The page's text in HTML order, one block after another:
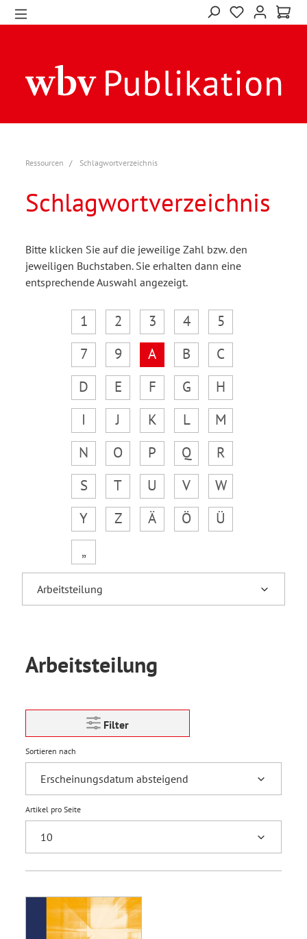
Ressourcen Schlagwortverzeichnis
Schlagwortverzeichnis
Bitte klicken Sie auf die jeweilige Zahl bzw. den
jeweiligen Buchstaben. Sie erhalten dann eine
entsprechende Auswahl angezeigt.
1 2 3 4
5
7
9 A B
C
D
E F G
H
I
J K L
M
N
O P Q
R
S
T U V
W
Y
Z Ä Ö
Ü
„
Arbeitsteilung
Filter
Sortieren nach
Artikel pro Seite